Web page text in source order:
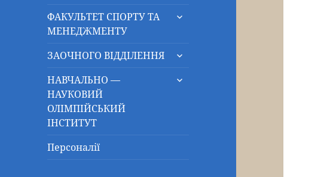
ФАКУЛЬТЕТ СПОРТУ ТА
МЕНЕДЖМЕНТУ
розгорнути
ЗАОЧНОГО ВІДДІЛЕННЯ
розгорнути
НАВЧАЛЬНО —
НАУКОВИЙ
ОЛІМПІЙСЬКИЙ
ІНСТИТУТ
розгорнути
Персоналії